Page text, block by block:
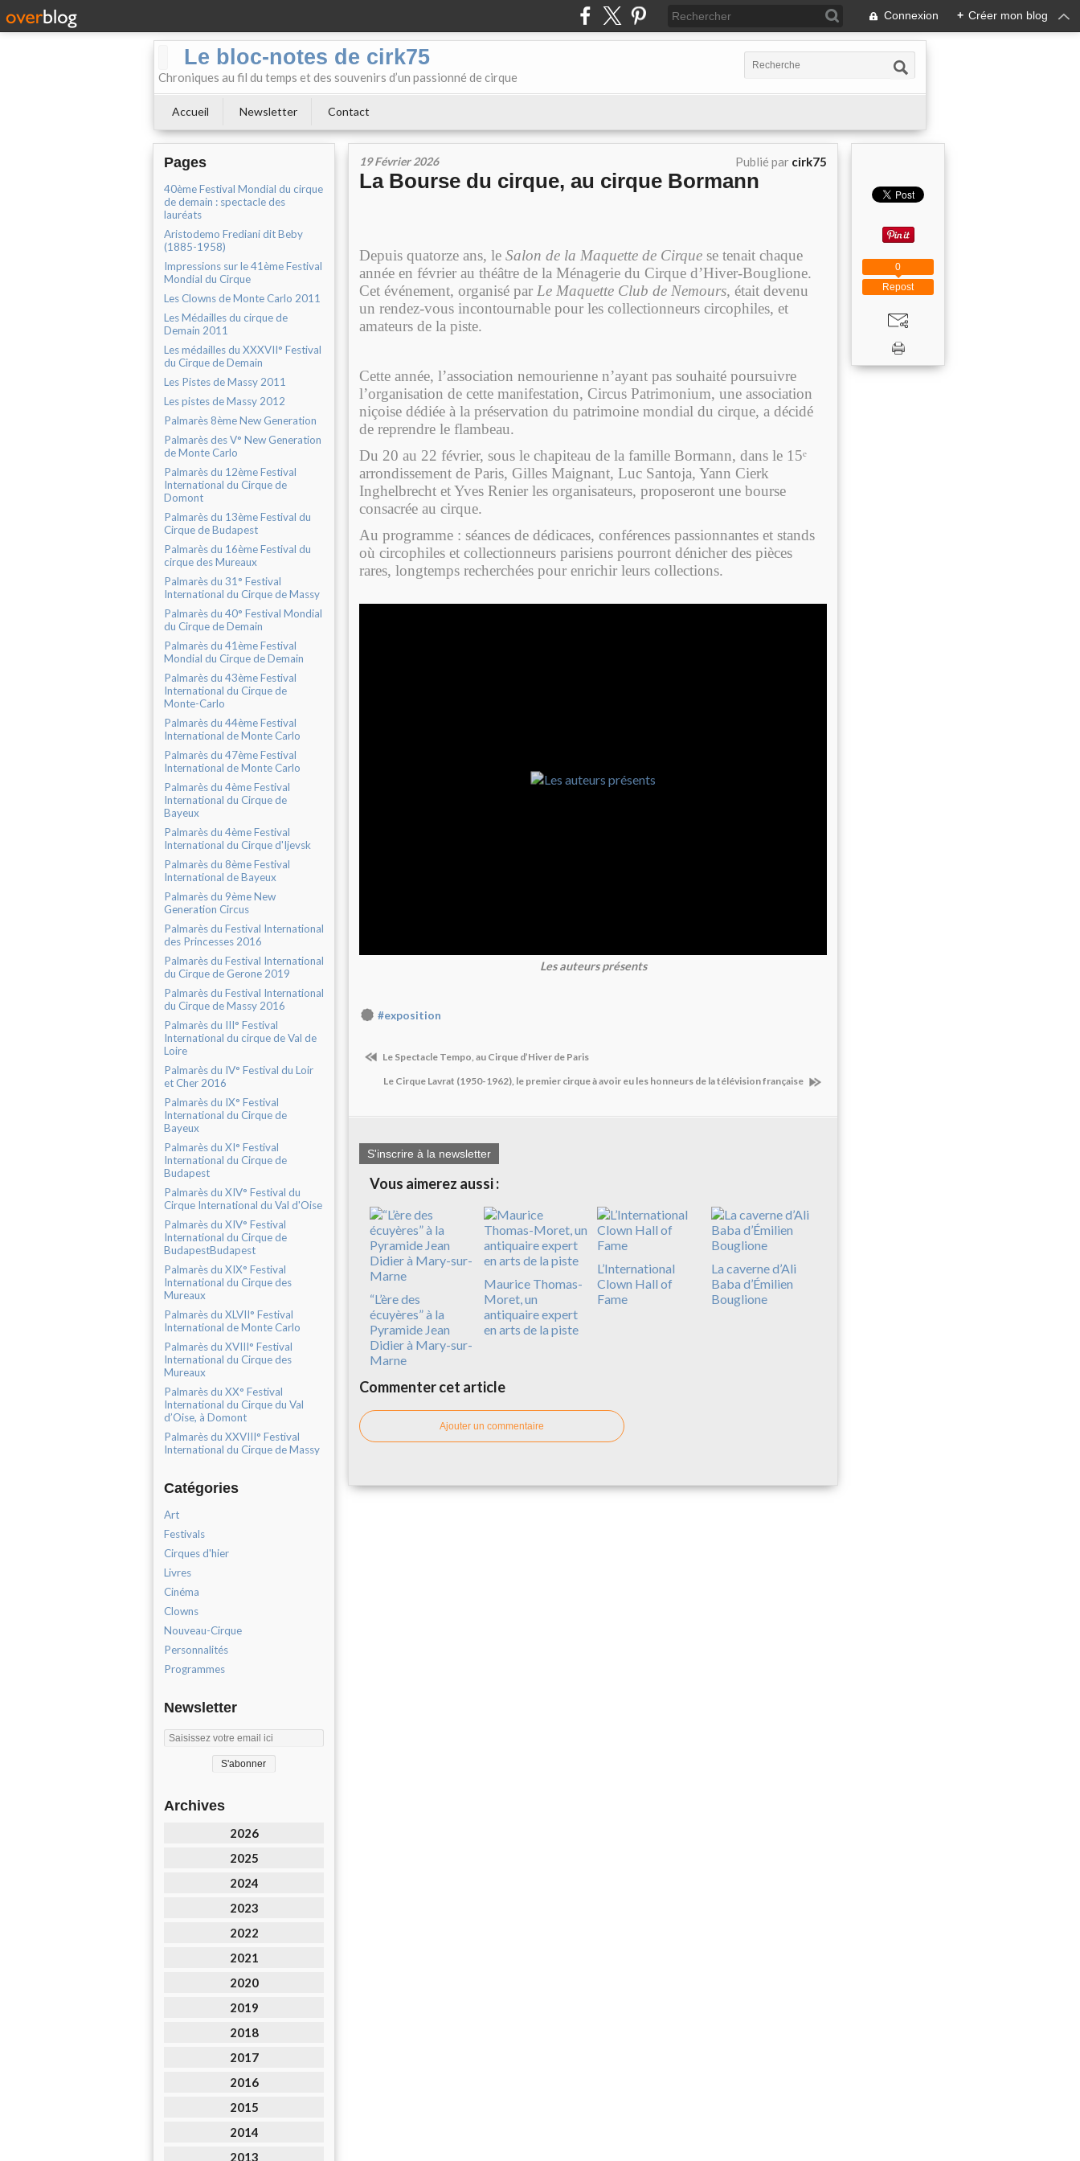
Connexion + Créer mon blog
Le bloc-notes de cirk75
Chroniques au fil du temps et des souvenirs d’un passionné de cirque
Accueil Newsletter Contact
Pages
40ème Festival Mondial du cirque
de demain : spectacle des
lauréats
Aristodemo Frediani dit Beby
(1885-1958)
Impressions sur le 41ème Festival
Mondial du Cirque
Les Clowns de Monte Carlo 2011
Les Médailles du cirque de
Demain 2011
Les médailles du XXXVII° Festival
du Cirque de Demain
Les Pistes de Massy 2011
Les pistes de Massy 2012
Palmarès 8ème New Generation
Palmarès des V° New Generation
de Monte Carlo
Palmarès du 12ème Festival
International du Cirque de
Domont
Palmarès du 13ème Festival du
Cirque de Budapest
Palmarès du 16ème Festival du
cirque des Mureaux
Palmarès du 31° Festival
International du Cirque de Massy
Palmarès du 40° Festival Mondial
du Cirque de Demain
Palmarès du 41ème Festival
Mondial du Cirque de Demain
Palmarès du 43ème Festival
International du Cirque de
Monte-Carlo
Palmarès du 44ème Festival
International de Monte Carlo
Palmarès du 47ème Festival
International de Monte Carlo
Palmarès du 4ème Festival
International du Cirque de
Bayeux
Palmarès du 4ème Festival
International du Cirque d'Ijevsk
Palmarès du 8ème Festival
International de Bayeux
Palmarès du 9ème New
Generation Circus
Palmarès du Festival International
des Princesses 2016
Palmarès du Festival International
du Cirque de Gerone 2019
Palmarès du Festival International
du Cirque de Massy 2016
Palmarès du III° Festival
International du cirque de Val de
Loire
Palmarès du IV° Festival du Loir
et Cher 2016
Palmarès du IX° Festival
International du Cirque de
Bayeux
Palmarès du XI° Festival
International du Cirque de
Budapest
Palmarès du XIV° Festival du
Cirque International du Val d'Oise
Palmarès du XIV° Festival
International du Cirque de
BudapestBudapest
Palmarès du XIX° Festival
International du Cirque des
Mureaux
Palmarès du XLVII° Festival
International de Monte Carlo
Palmarès du XVIII° Festival
International du Cirque des
Mureaux
Palmarès du XX° Festival
International du Cirque du Val
d’Oise, à Domont
Palmarès du XXVIII° Festival
International du Cirque de Massy
Catégories
Art
Festivals
Cirques d'hier
Livres
Cinéma
Clowns
Nouveau-Cirque
Personnalités
Programmes
Newsletter
Archives
2026
2025
2024
2023
2022
2021
2020
2019
2018
2017
2016
2015
2014
2013
19 Février 2026 Publié par cirk75
La Bourse du cirque, au cirque Bormann
Depuis quatorze ans, le Salon de la Maquette de Cirque se tenait chaque
année en février au théâtre de la Ménagerie du Cirque d’Hiver-Bouglione.
Cet événement, organisé par Le Maquette Club de Nemours, était devenu
un rendez-vous incontournable pour les collectionneurs circophiles, et
amateurs de la piste.
Cette année, l’association nemourienne n’ayant pas souhaité poursuivre
l’organisation de cette manifestation, Circus Patrimonium, une association
niçoise dédiée à la préservation du patrimoine mondial du cirque, a décidé
de reprendre le flambeau.
Du 20 au 22 février, sous le chapiteau de la famille Bormann, dans le 15ᵉ
arrondissement de Paris, Gilles Maignant, Luc Santoja, Yann Cierk
Inghelbrecht et Yves Renier les organisateurs, proposeront une bourse
consacrée au cirque.
Au programme : séances de dédicaces, conférences passionnantes et stands
où circophiles et collectionneurs parisiens pourront dénicher des pièces
rares, longtemps recherchées pour enrichir leurs collections.
Les auteurs présents
#exposition
Le Spectacle Tempo, au Cirque d’Hiver de Paris
Le Cirque Lavrat (1950-1962), le premier cirque à avoir eu les honneurs de la télévision française
S'inscrire à la newsletter
Vous aimerez aussi :
“L’ère des
écuyères” à la
Pyramide Jean
Didier à Mary-sur-
Marne
Maurice Thomas-
Moret, un
antiquaire expert
en arts de la piste
L’International
Clown Hall of
Fame
La caverne d’Ali
Baba d’Émilien
Bouglione
Commenter cet article
Ajouter un commentaire
Repost
0